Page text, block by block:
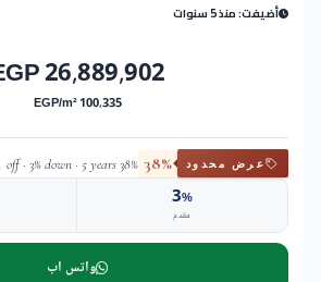
أضيفت: منذ 5 سنوات
26,889,902 EGP
100,335 EGP/m²
عرض محدود 38%
38% off · 3% down · 5 years
3%
مقدم
واتس اب